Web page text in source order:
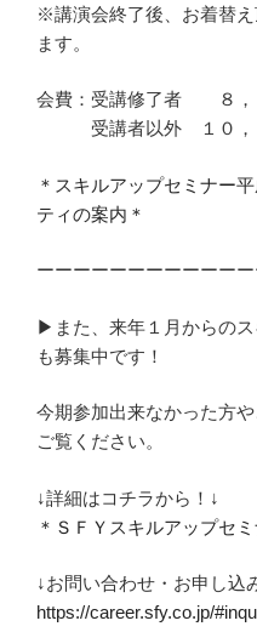
※講演会終了後、お着替
ます。
会費：受講修了者 ８，
受講者以外 １０，
＊スキルアップセミナー
ティの案内＊
ーーーーーーーーーーー
▶︎また、来年１月からの
も募集中です！
今期参加出来なかった方
ご覧ください。
↓詳細はコチラから！↓
＊ＳＦＹスキルアップセ
↓お問い合わせ・お申し込
https://career.sfy.co.jp/